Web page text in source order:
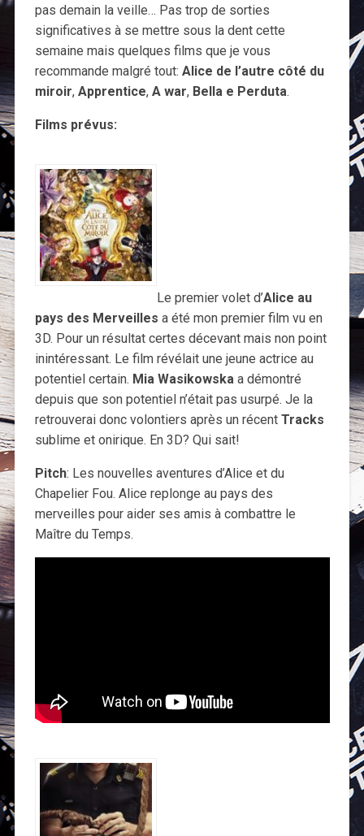
pas demain la veille… Pas trop de sorties
significatives à se mettre sous la dent cette
semaine mais quelques films que je vous
recommande malgré tout: Alice de l’autre côté du
miroir, Apprentice, A war, Bella e Perduta.
Films prévus:
Le premier volet d’Alice au
pays des Merveilles a été mon premier film vu en
3D. Pour un résultat certes décevant mais non point
inintéressant. Le film révélait une jeune actrice au
potentiel certain. Mia Wasikowska a démontré
depuis que son potentiel n’était pas usurpé. Je la
retrouverai donc volontiers après un récent Tracks
sublime et onirique. En 3D? Qui sait!
Pitch: Les nouvelles aventures d’Alice et du
Chapelier Fou. Alice replonge au pays des
merveilles pour aider ses amis à combattre le
Maître du Temps.